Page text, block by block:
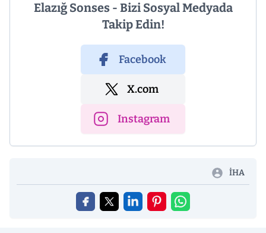
Elazığ Sonses - Bizi Sosyal Medyada
Takip Edin!
Facebook
X.com
Instagram
İHA